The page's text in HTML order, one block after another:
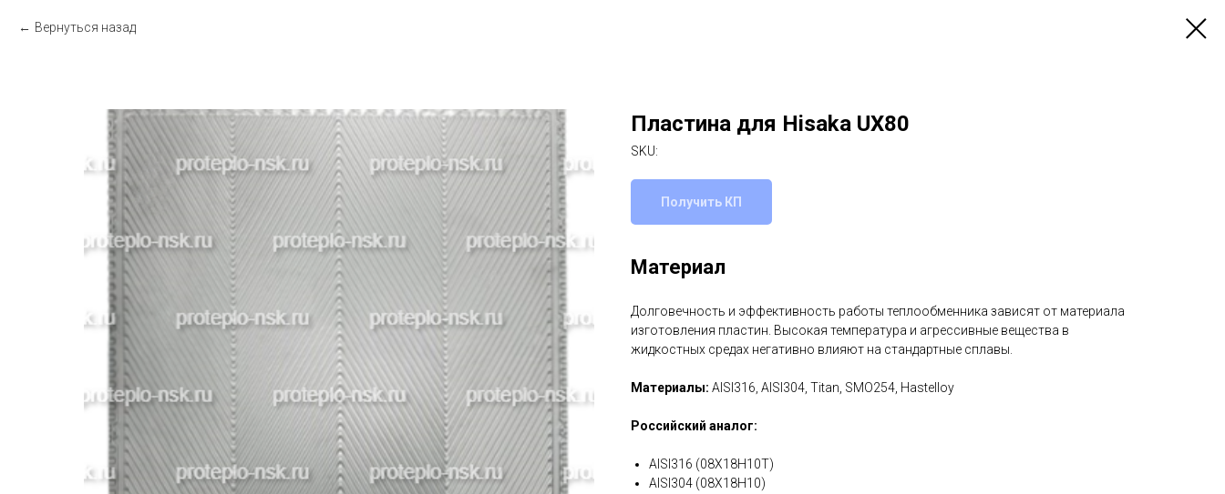
Вернуться назад
Пластина для Hisaka UX80
SKU:
Получить КП
Материал
Долговечность и эффективность работы теплообменника зависят от материала
изготовления пластин. Высокая температура и агрессивные вещества в
жидкостных средах негативно влияют на стандартные сплавы.
Материалы: AISI316, AISI304, Titan, SMO254, Hastelloy
Российский аналог:
AISI316 (08Х18Н10Т)
AISI304 (08Х18Н10)